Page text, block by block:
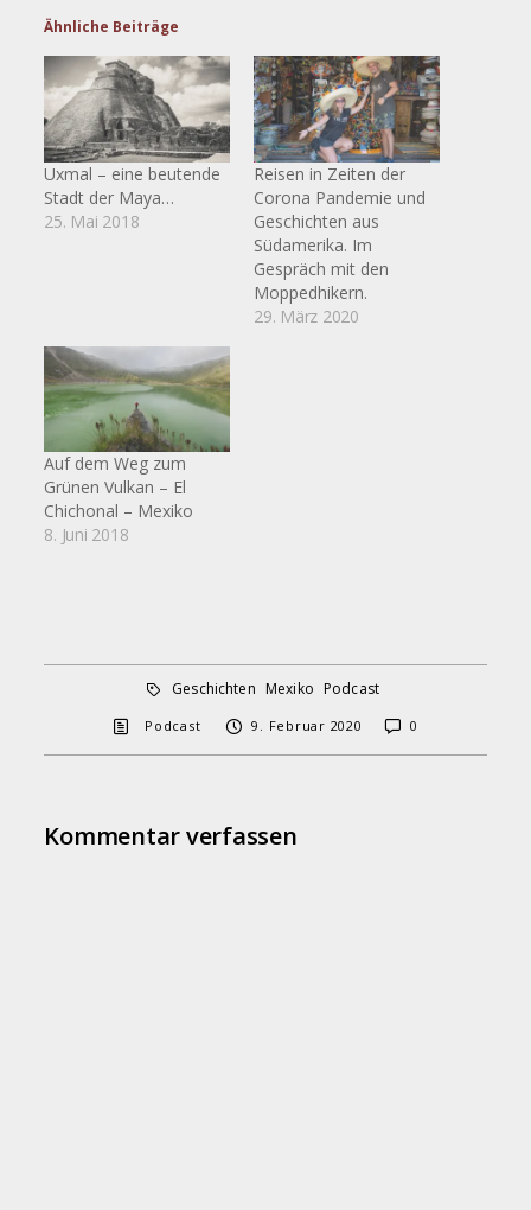
Ähnliche Beiträge
Uxmal – eine beutende
Stadt der Maya…
25. Mai 2018
Reisen in Zeiten der
Corona Pandemie und
Geschichten aus
Südamerika. Im
Gespräch mit den
Moppedhikern.
29. März 2020
Auf dem Weg zum
Grünen Vulkan – El
Chichonal – Mexiko
8. Juni 2018
Geschichten Mexiko Podcast
Podcast 9. Februar 2020 0
Kommentar verfassen